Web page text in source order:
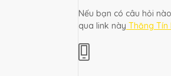
Nếu bạn có câu hỏi
qua link này Thăng Tín